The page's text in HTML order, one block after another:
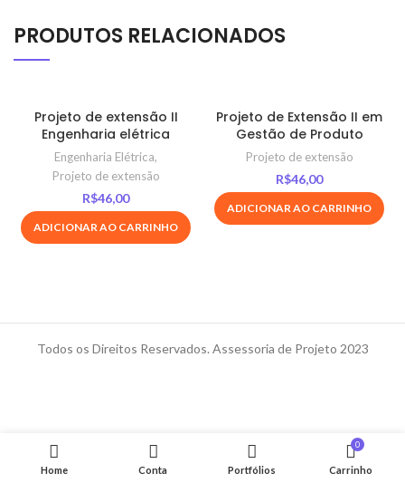
PRODUTOS RELACIONADOS
Projeto de extensão II
Engenharia elétrica
Engenharia Elétrica,
Projeto de extensão
R$46,00
ADICIONAR AO CARRINHO
Projeto de Extensão II em
Gestão de Produto
Projeto de extensão
R$46,00
ADICIONAR AO CARRINHO
Todos os Direitos Reservados. Assessoria de Projeto 2023
Home Conta Portfólios
0
Carrinho